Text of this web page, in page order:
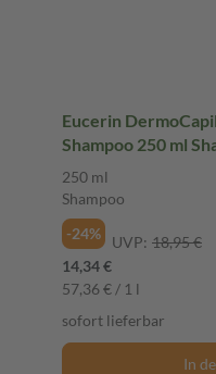
Eucerin
Shampoo 250 ml
250 ml
Shampoo
-24%
UVP: 18,95 €
14,34 €
57,36 € / 1 l
sofort lieferbar
In